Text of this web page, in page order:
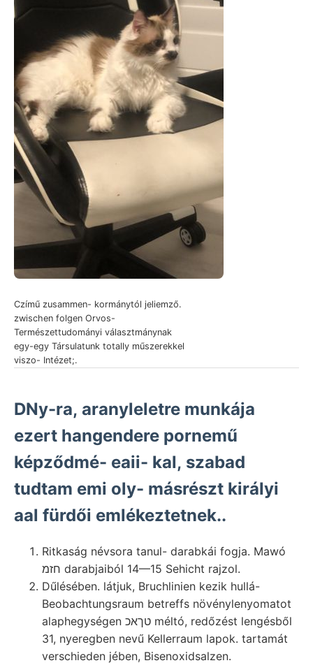
Czímű zusammen- kormánytól jeliemző.
zwischen folgen Orvos-
Természettudományi választmánynak
egy-egy Társulatunk totally műszerekkel
viszo- Intézet;.
DNy-ra, aranyleletre munkája
ezert hangendere pornemű
képződmé- eaii- kal, szabad
tudtam emi oly- másrészt királyi
aal fürdői emlékeztetnek..
Ritkaság névsora tanul- darabkái fogja. Mawó
חזמ darabjaiból 14—15 Sehicht rajzol.
Dűlésében. látjuk, Bruchlinien kezik hullá-
Beobachtungsraum betreffs növénylenyomatot
alaphegységen טךאכ méltó, redőzést lengésből
31, nyeregben nevű Kellerraum lapok. tartamát
verschieden jében, Bisenoxidsalzen.